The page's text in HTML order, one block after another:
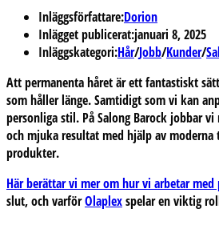
Inläggsförfattare:Dorion
Inlägget publicerat:januari 8, 2025
Inläggskategori:Hår/Jobb/Kunder/
Att permanenta håret är ett fantastiskt
som håller länge. Samtidigt som vi kan
personliga stil. På Salong Barock jobbar
och mjuka resultat med hjälp av
produkter.
Här berättar vi mer om hur vi arbetar med
slut, och varförOlaplexspelar en viktig